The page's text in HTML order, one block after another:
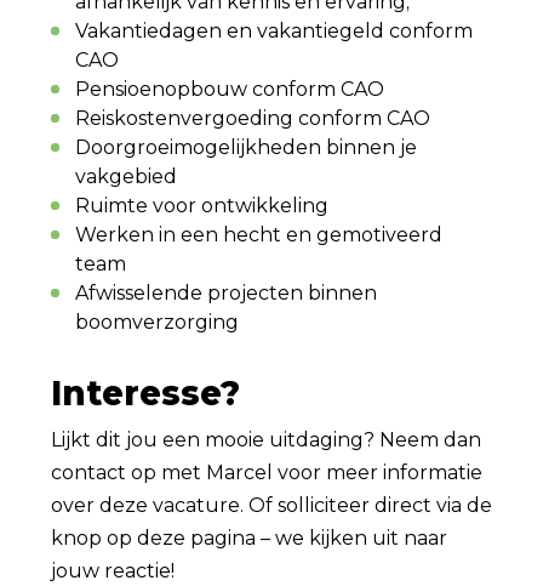
Vakantiedagen en vakantiegeld conform
CAO
Pensioenopbouw conform CAO
Reiskostenvergoeding conform CAO
Doorgroeimogelijkheden binnen je
vakgebied
Ruimte voor ontwikkeling
Werken in een hecht en gemotiveerd
team
Afwisselende projecten binnen
boomverzorging
Interesse?
Lijkt dit jou een mooie uitdaging? Neem dan
contact op met Marcel voor meer informatie
over deze vacature. Of solliciteer direct via de
knop op deze pagina – we kijken uit naar
jouw reactie!